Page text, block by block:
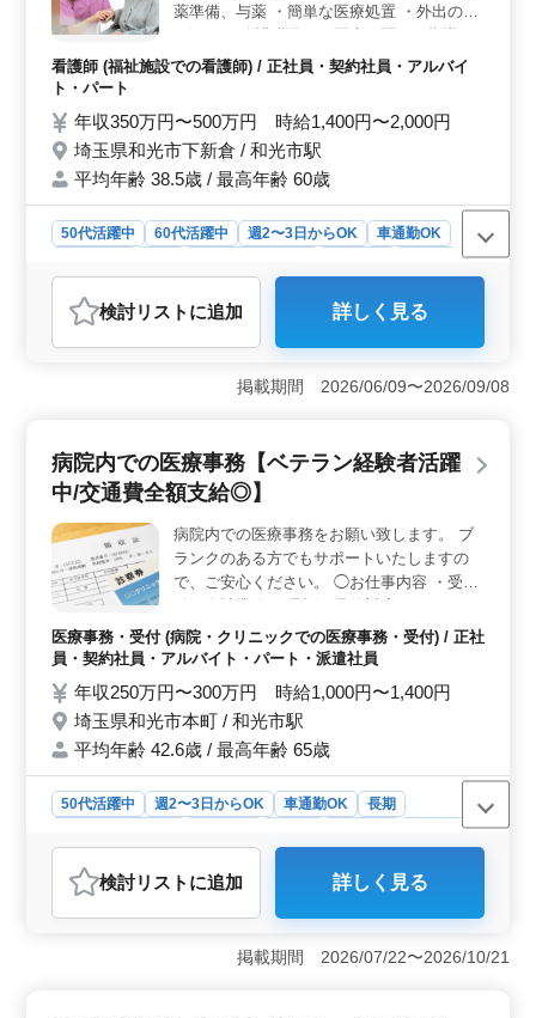
労災・健康・厚生の福利厚生完備しています。年収300万
円〜500万円で、通勤手当も支給しています。禁煙環境
で、健康を保ちながら働けます。働きながら充実した生
活を送れる待遇が整っています。地域に根ざした社会貢
献にも繋がるやりがいのある仕事です。
薬準備、与薬 ・簡単な医療処置 ・外出の付
食事、排泄補助 ・入浴の介助 ・ベッドメイ
遇いたします ○40代以上看護師業務でお探し
の方お問い合わせください ご応募お待ちし
ております！！
看護師 (福祉施設での看護師) / 正社員・契約社員・アルバイ
ト・パート
年収350万円〜500万円 時給1,400円〜2,000円
埼玉県和光市下新倉 / 和光市駅
平均年齢 38.5歳 / 最高年齢 60歳
50代活躍中 60代活躍中 週2〜3日からOK
車通勤OK
おすすめポイント
＜40代以上限定・准看護師以上優遇＞ 経験豊富な看護
師を求めており、特に40代以上の方や准看護師以上の資
格をお持ちの方は、条件面で優遇いたします。幅広い業
迎＞ 福祉施設での経験がある方は、即戦力として活躍
いただけます。バイタルチェックから医療処置まで、多
ます。また、入浴介助やレクリエーションなど、やりが
いのある業務もあります。 ＜働きやすい環境＞ 週
休2日制でプライベートも充実させながら、安心して働け
る環境を整えています。残業はほぼなく、車通勤も可能
なので、交通手段に制約のある方も安心して通勤できま
す。看護のプロフェッショナルとして、充実したキャリ
アを築くことが可能です。
検討リスト に追加 詳しく見る
掲載期間 2026/06/09〜2026/09/08
病院内での医療事務【ベテラン経験者活躍
中/交通費全額支給◎】
病院内での医療事務をお願い致します。 ブ
ランクのある方でもサポートいたしますの
で、ご安心ください。 ◯お仕事内容 ・受
レセプトの作成 ・診療補助業務 等 ◯特徴
＊週3日以上からでOK、もちろんフルタイム
日制 ＊交通費全額支給あり 40代50代の方現
場でご活躍されております。 皆様のご応
募、お待ちしております。
医療事務・受付 (病院・クリニックでの医療事務・受付) / 正社
員・契約社員・アルバイト・パート・派遣社員
年収250万円〜300万円 時給1,000円〜1,400円
埼玉県和光市本町 / 和光市駅
平均年齢 42.6歳 / 最高年齢 65歳
50代活躍中 週2〜3日からOK 車通勤OK
長期
派遣社員
医療事務・受付
おすすめポイント
＜経験者優遇＞ 医療事務の経験がある方はこの職場で
即戦力として活躍できます。ブランクがある方でも、入
職後のサポートが充実しているため、安心して仕事を再
検討リスト に追加 詳しく見る
掲載期間 2026/07/22〜2026/10/21